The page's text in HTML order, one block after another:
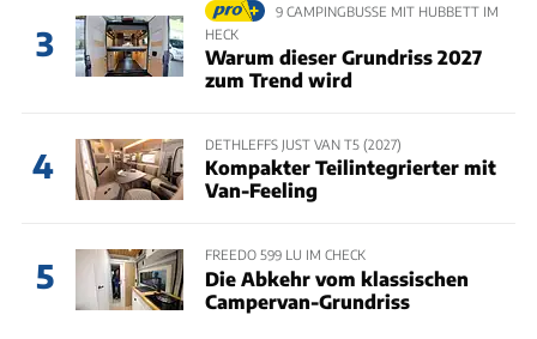
3
9 CAMPINGBUSSE MIT HUBBETT IM
HECK
Warum dieser Grundriss 2027
zum Trend wird
4
DETHLEFFS JUST VAN T5 (2027)
Kompakter Teilintegrierter mit
Van-Feeling
5
FREEDO 599 LU IM CHECK
Die Abkehr vom klassischen
Campervan-Grundriss